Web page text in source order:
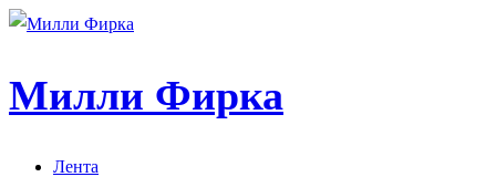
Милли Фирка
Лента